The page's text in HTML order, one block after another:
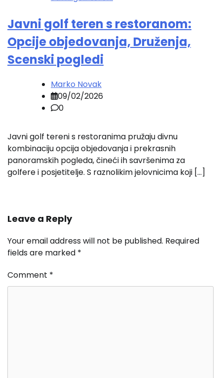
Javni golf teren s restoranom:
Opcije objedovanja, Druženja,
Scenski pogledi
Marko Novak
09/02/2026
0
Javni golf tereni s restoranima pružaju divnu
kombinaciju opcija objedovanja i prekrasnih
panoramskih pogleda, čineći ih savršenima za
golfere i posjetitelje. S raznolikim jelovnicima koji […]
Leave a Reply
Your email address will not be published. Required
fields are marked *
Comment *